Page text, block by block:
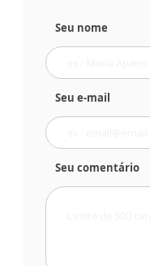
Seu nome
Seu e-mail
Seu comentário